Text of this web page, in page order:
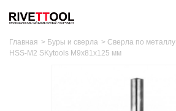
Главная > Буры и сверла > Сверла по металлу
HSS-M2 SKytools M9x81x125 мм